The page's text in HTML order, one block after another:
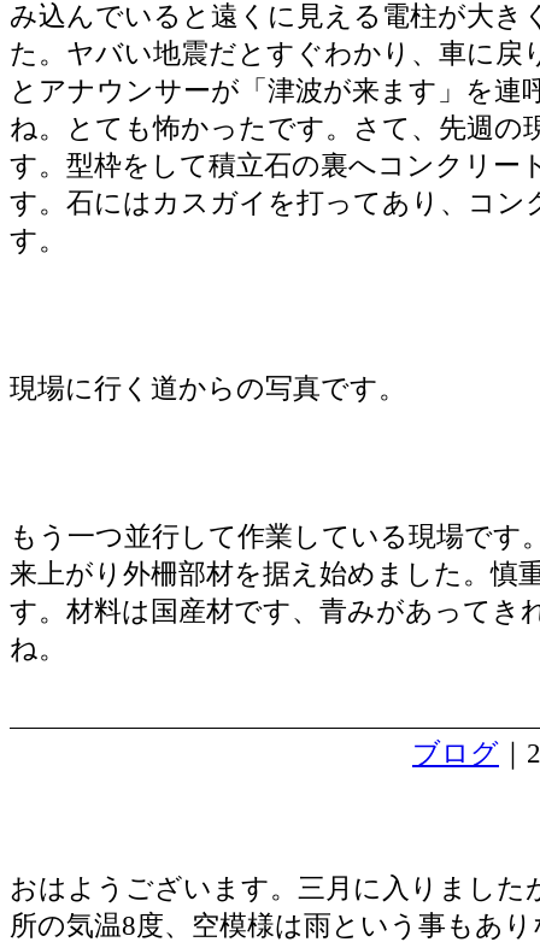
み込んでいると遠くに見える電柱が大き
た。ヤバい地震だとすぐわかり、車に戻
とアナウンサーが「津波が来ます」を連
ね。とても怖かったです。さて、先週の
す。型枠をして積立石の裏へコンクリー
す。石にはカスガイを打ってあり、コン
す。
現場に行く道からの写真です。
もう一つ並行して作業している現場です
来上がり外柵部材を据え始めました。慎
す。材料は国産材です、青みがあってき
ね。
ブログ
おはようございます。三月に入りました
所の気温8度、空模様は雨という事もあ